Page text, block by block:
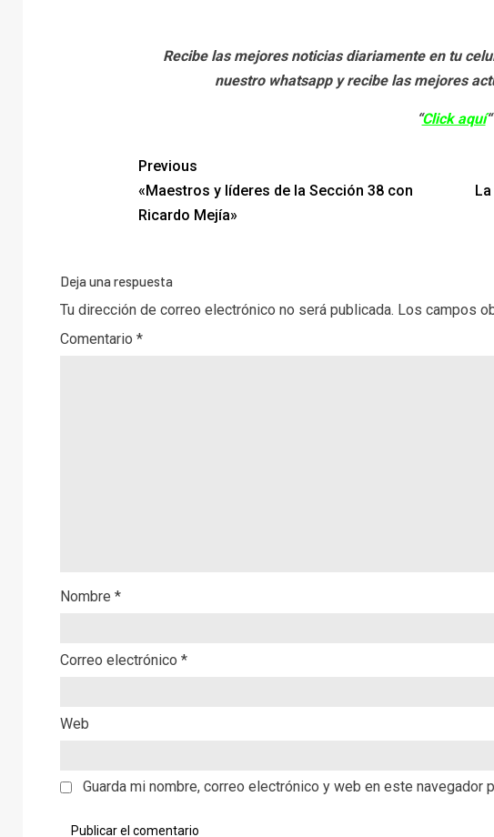
Recibe las mejores noticias diariamente en tu
nuestro whatsapp y recibe las mejores
“Click aquí“
Previous
«Maestros y líderes de la Sección 38 con
Ricardo Mejía»
Deja una respuesta
Tu dirección de correo electrónico no será publicada. Los campos
Comentario *
Nombre *
Correo electrónico *
Web
Guarda mi nombre, correo electrónico y web en este navegador